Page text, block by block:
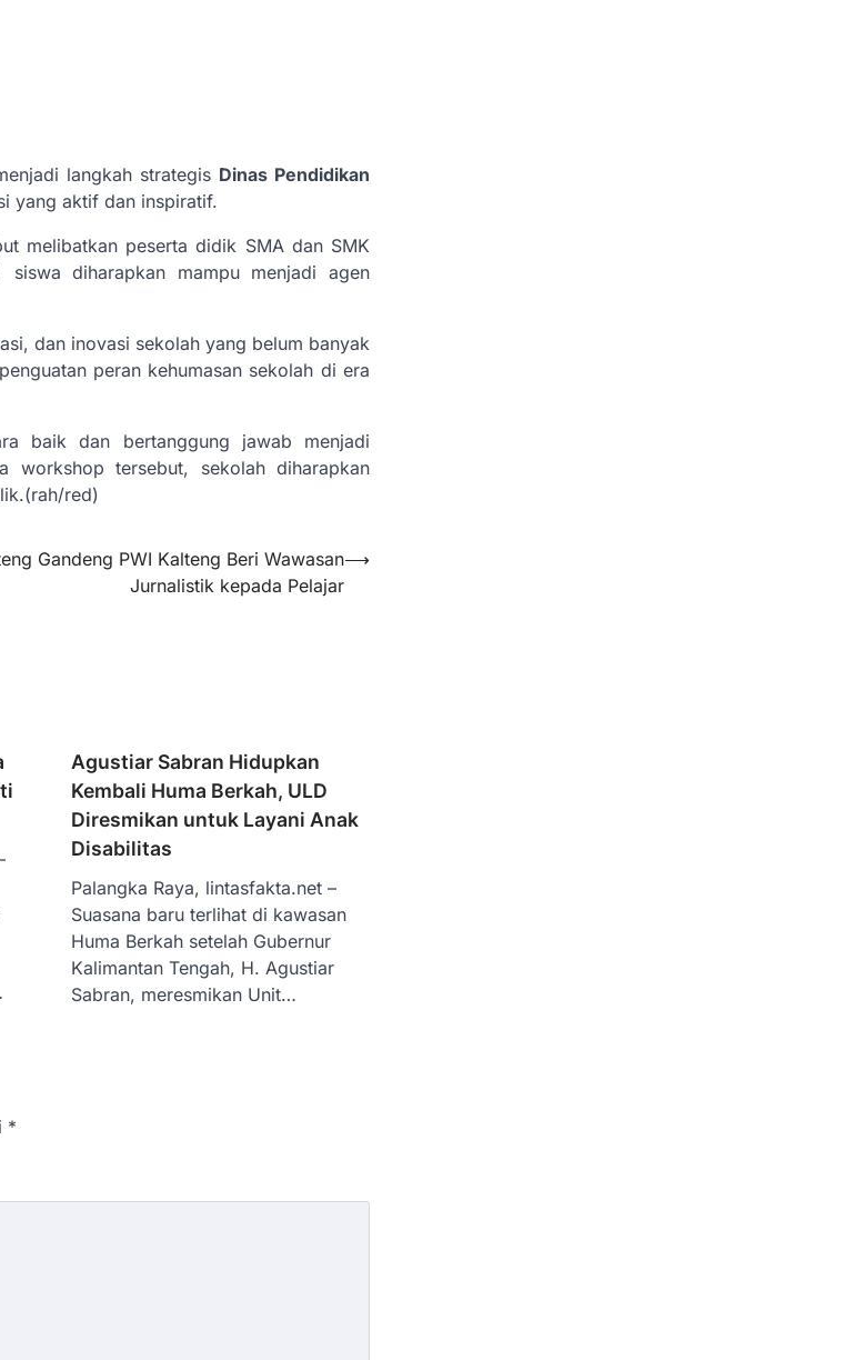
langkah strategis Dinas Pendidikan
yang aktif dan inspiratif.
melibatkan peserta didik SMA dan SMK
diharapkan mampu menjadi agen
dan inovasi sekolah yang belum banyak
peran kehumasan sekolah di era
baik dan bertanggung jawab menjadi
workshop tersebut, sekolah diharapkan
red)
Gandeng PWI Kalteng Beri Wawasan
Jurnalistik kepada Pelajar
⟶
Agustiar Sabran Hidupkan
Kembali Huma Berkah, ULD
Diresmikan untuk Layani Anak
Disabilitas
Palangka Raya, lintasfakta.net –
Suasana baru terlihat di kawasan
Huma Berkah setelah Gubernur
Kalimantan Tengah, H. Agustiar
Sabran, meresmikan Unit…
*